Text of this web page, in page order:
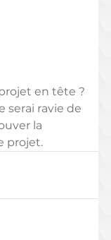
en tête ?
serai ravie de
la
projet.